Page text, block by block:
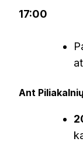
17:00
Ant Piliakalnių